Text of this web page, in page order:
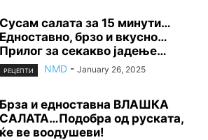
Сусам салата за 15 минути…
Едноставно, брзо и вкусно…
Прилог за секакво јадење…
РЕЦЕПТИ NMD - January 26, 2025
Брза и едноставна ВЛАШКА
САЛАТА…Подобра од руската,
ќе ве воодушеви!